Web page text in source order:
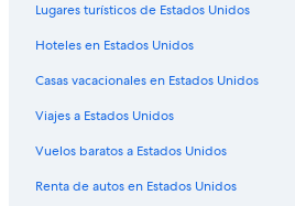
Hoteles familiares en Normandía
Hoteles románticos en Normandía
Hoteles baratos en Normandía
Hoteles boutique en Normandía
Hoteles cerca de la catedral en Normandía
Hoteles cerca del acuario en Normandía
Lugares turísticos de Estados Unidos
Hoteles en Estados Unidos
Casas vacacionales en Estados Unidos
Viajes a Estados Unidos
Vuelos baratos a Estados Unidos
Renta de autos en Estados Unidos